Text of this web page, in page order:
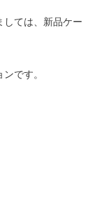
しては、新品ケー
です。